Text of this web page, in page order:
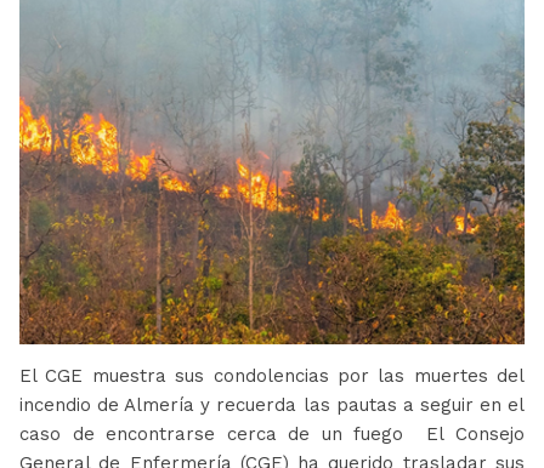
El CGE muestra sus condolencias por las muertes del
incendio de Almería y recuerda las pautas a seguir en el
caso de encontrarse cerca de un fuego El Consejo
General de Enfermería (CGE) ha querido trasladar sus